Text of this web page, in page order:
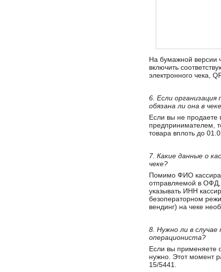
На бумажной версии
включить
электронного чека,
6. Если
обязана ли она в
Если вы не продаете
предпринимателем,
товара вплоть до
7. Какие данные о
чеке?
Помимо ФИО кассира
отправляемой в
указывать ИНН
безоператорном
вендинг) на чеке
8. Нужно ли в случае
операциониста?
Если вы применяете
нужно. Этот момент
15/5441.